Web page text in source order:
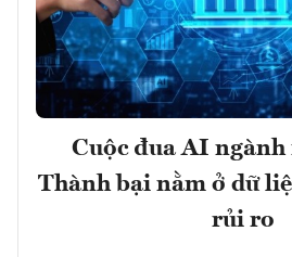
Cuộc đua AI ngành
Thành bại nằm ở dữ
rủi ro